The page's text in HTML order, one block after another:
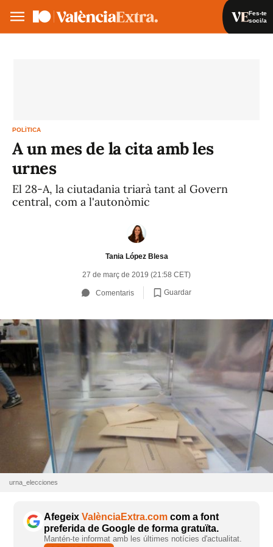
Fes-te
soci/a
POLÍTICA
A un mes de la cita amb les
urnes
El 28-A, la ciutadania triarà tant al Govern
central, com a l'autonòmic
Tania López Blesa
27 de març de 2019 (21:58 CET)
Comentaris Guardar
urna_elecciones
Afegeix ValènciaExtra.com com a font
preferida de Google de forma gratuïta.
Mantén-te informat amb les últimes notícies d'actualitat.